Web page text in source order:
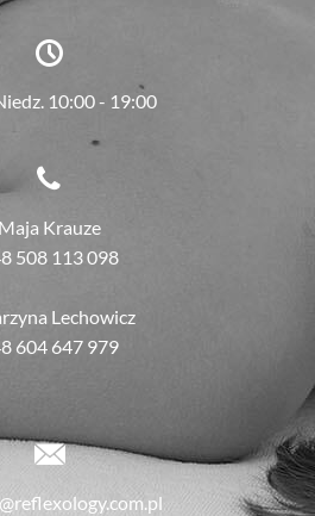
10:00 - 19:00
Maja Krauze
508 113 098
Lechowicz
604 647 979